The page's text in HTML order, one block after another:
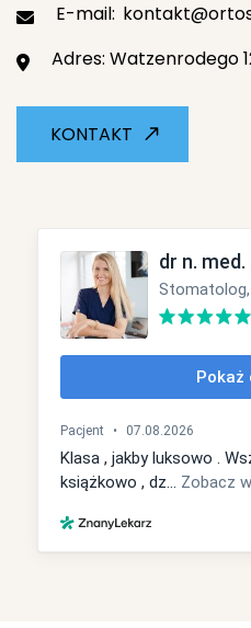
E-mail:
Adres: Watzenrodego
KONTAKT